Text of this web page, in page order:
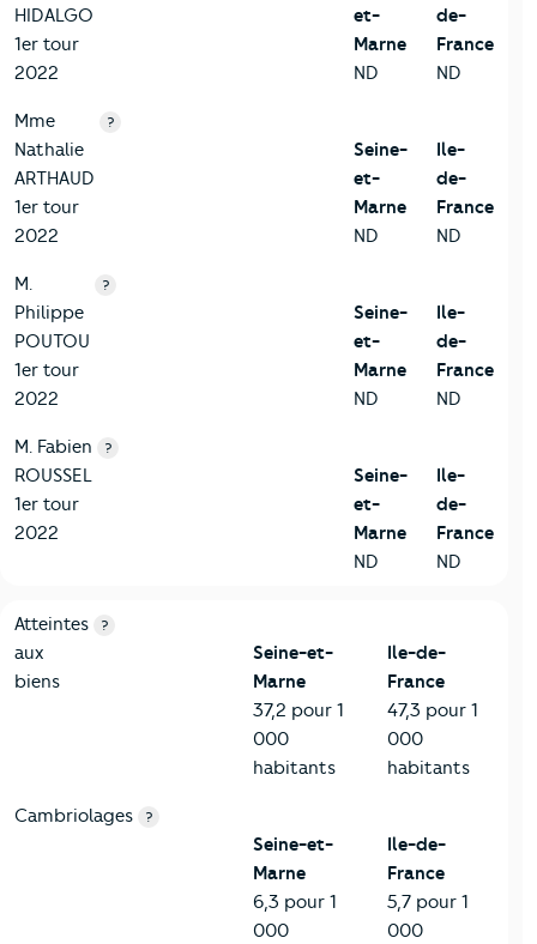
HIDALGO
1er tour
2022
et-
Marne
ND
de-
France
ND
Mme
Nathalie
ARTHAUD
1er tour
2022
?
Seine-
et-
Marne
ND
Ile-
de-
France
ND
M.
Philippe
POUTOU
1er tour
2022
?
Seine-
et-
Marne
ND
Ile-
de-
France
ND
M. Fabien
ROUSSEL
1er tour
2022
?
Seine-
et-
Marne
ND
Ile-
de-
France
ND
7-Sécurité
Critères
Atteintes
aux
biens
?
Seine-et-
Marne
37,2 pour 1
000
habitants
Ile-de-
France
47,3 pour 1
000
habitants
Cambriolages ?
Seine-et-
Marne
6,3 pour 1
000
Ile-de-
France
5,7 pour 1
000